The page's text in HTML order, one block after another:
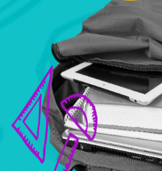
Conseils pour les parents